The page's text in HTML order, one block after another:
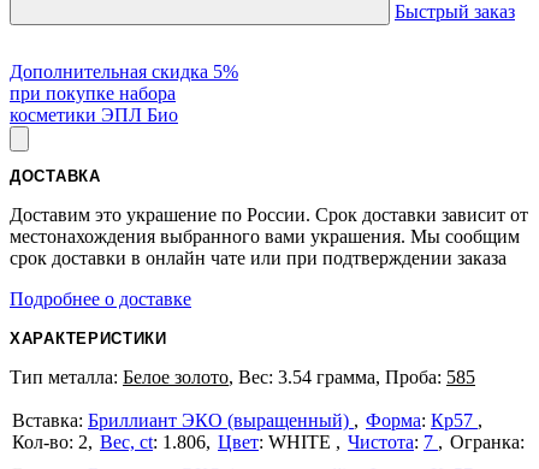
Быстрый заказ
Дополнительная скидка 5%
при покупке набора
косметики ЭПЛ Био
ДОСТАВКА
Доставим это украшение по России. Срок доставки зависит от
местонахождения выбранного вами украшения. Мы сообщим
срок доставки в онлайн чате или при подтверждении заказа
Подробнее о доставке
ХАРАКТЕРИСТИКИ
Тип металла: Белое золото, Вес: 3.54 грамма, Проба: 585
Бриллиант ЭКО (выращенный) Форма: Кр57
2
Вес, ct: 1.806 Цвет: WHITE Чистота: 7